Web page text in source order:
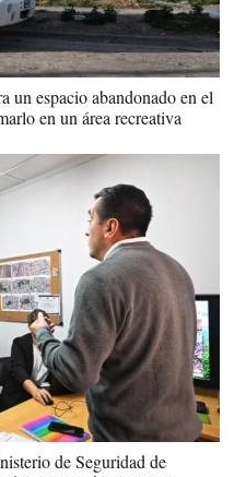
un espacio abandonado en el
en un área recreativa
de Seguridad de